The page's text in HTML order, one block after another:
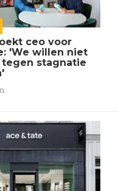
ceo voor
'We willen niet
stagnatie